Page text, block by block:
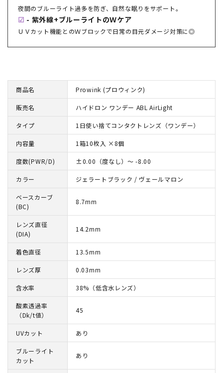
夜間のブルーライト過多を防ぎ、自然な眠りをサポート。
☑ - 紫外線+ブルーライトのＷケア
ＵＶカット機能とのＷブロックで日常の目元ダメージ対策に◎
商品名 Prowink (プロウィンク)
販売名 ハイドロン ワンデー ABL AirLight
タイプ 1日使い捨てコンタクトレンズ（ワンデー）
内容量 1箱10枚入 ×8個
度数(PWR/D) ±0.00（度なし）～ -8.00
カラー ジェラートブラック / ヴェールマロン
ベースカーブ
(BC)
8.7mm
レンズ直径
(DIA)
14.2mm
着色直径 13.5mm
レンズ厚 0.03mm
含水率 38%（低含水レンズ）
酸素透過率
（Dk/t値）
45
UVカット あり
ブルーライト
カット
あり